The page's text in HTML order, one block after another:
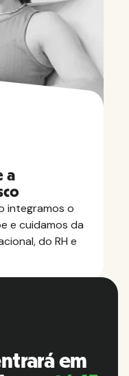
a
integramos o
e cuidamos da
do RH e
em